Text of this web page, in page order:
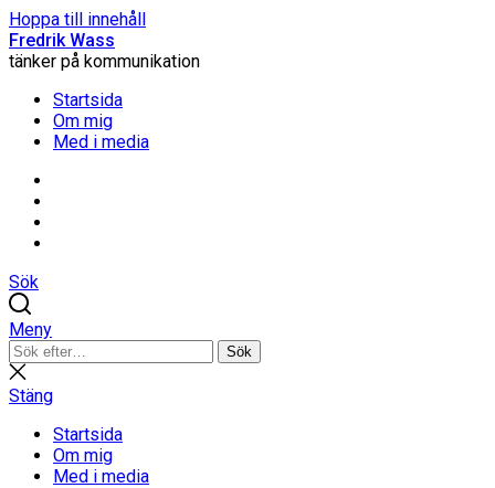
Hoppa till innehåll
Fredrik Wass
tänker på kommunikation
Startsida
Om mig
Med i media
Sök
Meny
Sök
efter:
Sök
Stäng
sökning
Stäng
Startsida
Om mig
Med i media